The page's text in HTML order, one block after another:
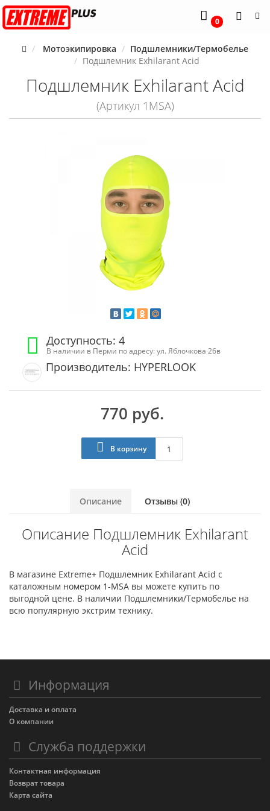
0
Мотоэкипировка
Подшлемники/Термобелье
Подшлемник Exhilarant Acid
Подшлемник Exhilarant Acid
(Артикул 1MSA)
Доступность: 4
В наличии в Перми по адресу: ул. Яблочкова 26в
Производитель: HYPERLOOK
770 руб.
В корзину
Описание Отзывы (0)
Описание Подшлемник Exhilarant
Acid
В магазине Extreme+ Подшлемник Exhilarant Acid с
каталожным номером 1-MSA вы можете купить по
выгодной цене. В наличии Подшлемники/Термобелье на
всю популярную экстрим технику.
Информация
Доставка и оплата
О компании
Служба поддержки
Контактная информация
Возврат товара
Карта сайта